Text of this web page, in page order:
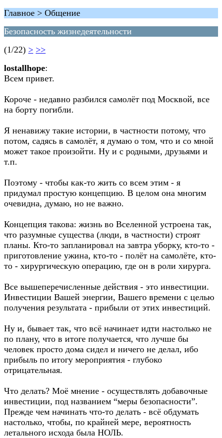
Главное > Общение
Безопасность жизнедеятельности
(1/22) > >>
lostallhope:
Всем привет.
Короче - недавно разбился самолёт под Москвой, все
на борту погибли.
Я ненавижу такие истории, в частности потому, что
потом, садясь в самолёт, я думаю о том, что и со мной
может такое произойти. Ну и с родными, друзьями и
т.п.
Поэтому - чтобы как-то жить со всем этим - я
придумал простую концепцию. В целом она многим
очевидна, думаю, но не важно.
Концепция такова: жизнь во Вселенной устроена так,
что разумные существа (люди, в частности) строят
планы. Кто-то запланировал на завтра уборку, кто-то -
приготовление ужина, кто-то - полёт на самолёте, кто-
то - хирургическую операцию, где он в роли хирурга.
Все вышеперечисленные действия - это инвестиции.
Инвестиции Вашей энергии, Вашего времени с целью
получения результата - прибыли от этих инвестиций.
Ну и, бывает так, что всё начинает идти настолько не
по плану, что в итоге получается, что лучше бы
человек просто дома сидел и ничего не делал, ибо
прибыль по итогу мероприятия - глубоко
отрицательная.
Что делать? Моё мнение - осуществлять добавочные
инвестиции, под названием “меры безопасности”.
Прежде чем начинать что-то делать - всё обдумать
настолько, чтобы, по крайней мере, вероятность
летального исхода была НОЛЬ.